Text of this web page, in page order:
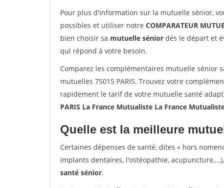
Pour plus d'information sur la mutuelle sénior,
possibles et utiliser notre COMPARATEUR
bien choisir sa mutuelle sénior dès le départ et
qui répond à votre besoin.
Comparez les complémentaires mutuelle sénior
mutuelles 75015 PARIS. Trouvez votre
rapidement le tarif de votre mutuelle santé
PARIS La France Mutualiste La France
Quelle est la meilleure
Certaines dépenses de santé, dites « hors
implants dentaires, l'ostéopathie,
santé sénior.